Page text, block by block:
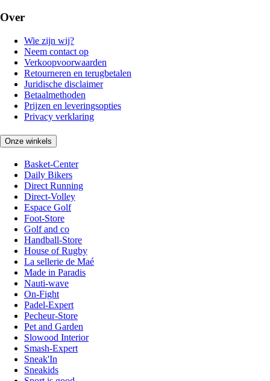
Over
Wie zijn wij?
Neem contact op
Verkoopvoorwaarden
Retourneren en terugbetalen
Juridische disclaimer
Betaalmethoden
Prijzen en leveringsopties
Privacy verklaring
Onze winkels
Basket-Center
Daily Bikers
Direct Running
Direct-Volley
Espace Golf
Foot-Store
Golf and co
Handball-Store
House of Rugby
La sellerie de Maé
Made in Paradis
Nauti-wave
On-Fight
Padel-Expert
Pecheur-Store
Pet and Garden
Slowood Interior
Smash-Expert
Sneak'In
Sneakids